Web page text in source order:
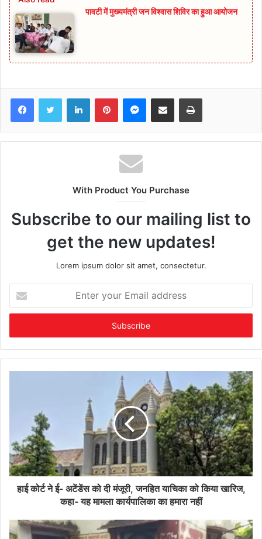
पावटी में मुख्यमंत्री जन विश्वास शिविर का हुआ आयोजन
FacebookTwitter LinkedInPinterestMessenger
Share via Email Print
With Product You Purchase
Subscribe to our mailing list to
get the new updates!
Lorem ipsum dolor sit amet, consectetur.
your
Email
हाई कोर्ट ने ई- अटेंडेंस को दी मंजूरी, जनहित याचिका को किया खारिज,
कहा- यह मामला कार्यपालिका का हमारा नहीं